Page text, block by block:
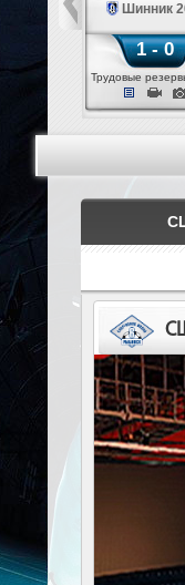
белые 14
Шинник
1 - 0
Трудовые